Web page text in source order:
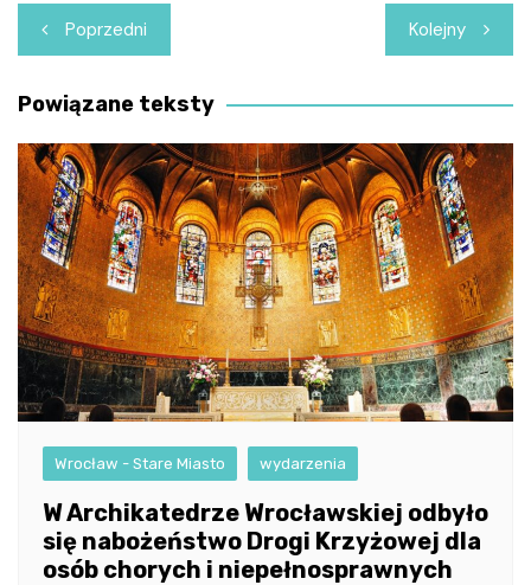
Nawigacja
wpisu
Poprzedni Kolejny
Powiązane teksty
Wrocław - Stare Miasto wydarzenia
W Archikatedrze Wrocławskiej odbyło
się nabożeństwo Drogi Krzyżowej dla
osób chorych i niepełnosprawnych